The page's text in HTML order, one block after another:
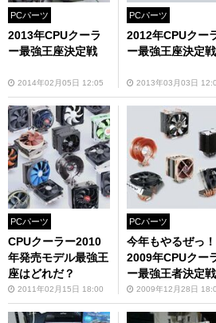
PCパーツ
2013年CPUクーラ
ー最強王座決定戦
2014年02月05日 12:05
PCパーツ
2012年CPUクー
ー最強王座決定戦
2013年03月03日
PCパーツ
CPUクーラー2010
年発売モデル最強王
座はどれだ？
2011年02月15日 18:00
PCパーツ
今年もやるぜっ
2009年CPUクー
ー最強王者決定戦
2009年12月28日